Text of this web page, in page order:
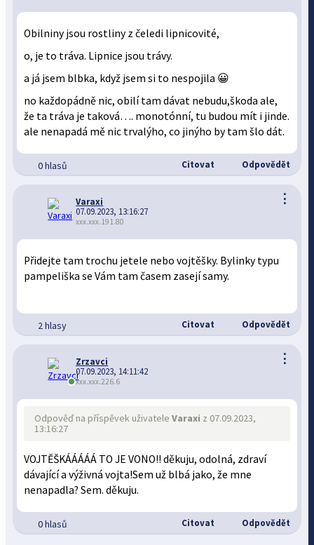
Obilniny jsou rostliny z čeledi lipnicovité,
o, je to tráva. Lipnice jsou trávy.
a já jsem blbka, když jsem si to nespojila 😀
no každopádně nic, obilí tam dávat nebudu,škoda ale,
že ta tráva je taková…. monotónní, tu budou mít i jinde.
ale nenapadá mě nic trvalýho, co jinýho by tam šlo dát.
0 hlasů Citovat Odpovědět
⋮
Varaxi
07.09.2023, 13:16:27
xxx.xxx.191.80
Přidejte tam trochu jetele nebo vojtěšky. Bylinky typu
pampeliška se Vám tam časem zasejí samy.
2 hlasy Citovat Odpovědět
⋮
Zrzavci
07.09.2023, 14:11:42
xxx.xxx.226.6
Odpověď na příspěvek uživateleVaraxi z 07.09.2023,
13:16:27
VOJTĚŠKÁÁÁÁÁ TO JE VONO!! děkuju, odolná, zdraví
dávající a výživná vojta!Sem už blbá jako, že mne
nenapadla? Sem. děkuju.
0 hlasů Citovat Odpovědět